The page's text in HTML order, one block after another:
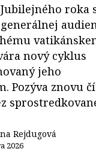
roka
generálnej
nový cyklus
jeho
Pozýva znovu
Rejdugová
2026